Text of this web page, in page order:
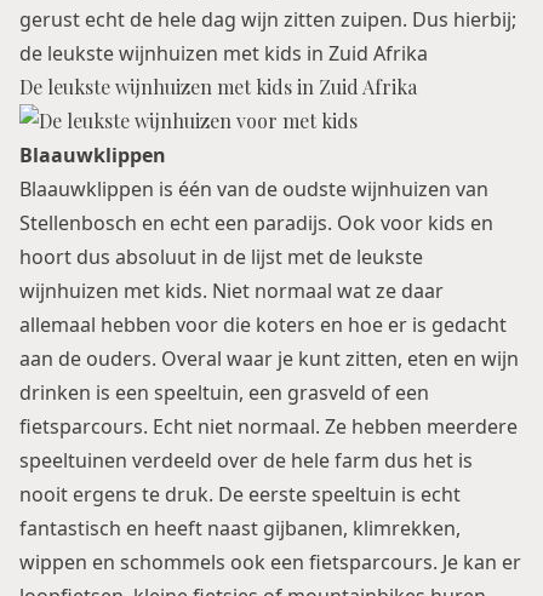
gerust echt de hele dag wijn zitten zuipen. Dus hierbij;
de leukste wijnhuizen met kids in Zuid Afrika
De leukste wijnhuizen met kids in Zuid Afrika
Blaauwklippen
Blaauwklippen is één van de oudste wijnhuizen van
Stellenbosch en echt een paradijs. Ook voor kids en
hoort dus absoluut in de lijst met de leukste
wijnhuizen met kids. Niet normaal wat ze daar
allemaal hebben voor die koters en hoe er is gedacht
aan de ouders. Overal waar je kunt zitten, eten en wijn
drinken is een speeltuin, een grasveld of een
fietsparcours. Echt niet normaal. Ze hebben meerdere
speeltuinen verdeeld over de hele farm dus het is
nooit ergens te druk. De eerste speeltuin is echt
fantastisch en heeft naast gijbanen, klimrekken,
wippen en schommels ook een fietsparcours. Je kan er